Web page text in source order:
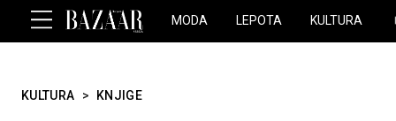
MODA LEPOTA KULTURA
KULTURA > KNJIGE